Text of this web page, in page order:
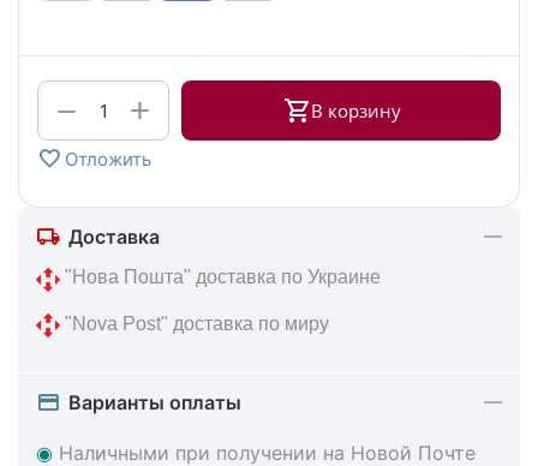
+
− В корзину
Отложить
Доставка
"Нова Пошта" доставка по Украине
"Nova Post" доставка по миру
Варианты оплаты
◉ Наличными при получении на Новой Почте